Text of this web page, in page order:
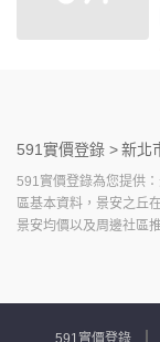
591實價登錄 >新北
591實價登錄為您提供
區基本資料，景安之丘
景安均價以及周邊社區
591實價登錄